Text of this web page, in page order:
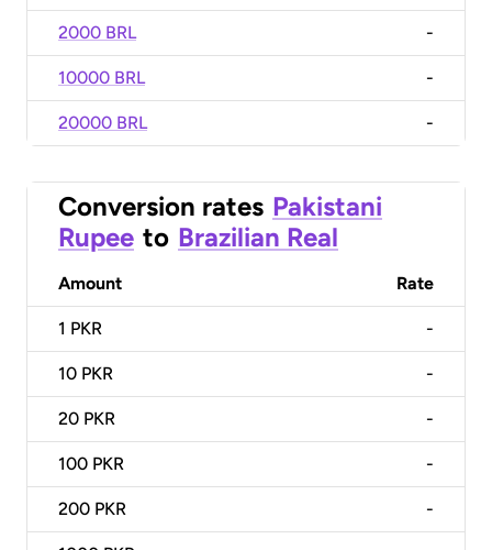
2000 BRL -
10000 BRL -
20000 BRL -
Conversion rates Pakistani
Rupee to Brazilian Real
Amount Rate
1 PKR -
10 PKR -
20 PKR -
100 PKR -
200 PKR -